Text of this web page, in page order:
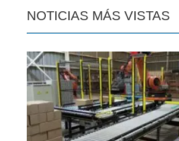
NOTICIAS MÁS VISTAS